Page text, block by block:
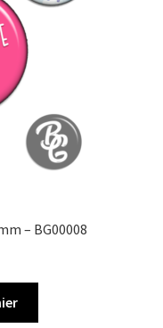
– BG00008